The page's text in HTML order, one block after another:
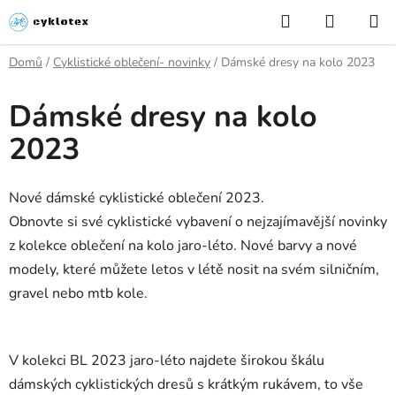
Přejít
na
obsah
Hledat
KOŠÍK
Domů / Cyklistické oblečení- novinky / Dámské dresy na kolo 2023
Dámské dresy na kolo
2023
Nové dámské cyklistické oblečení 2023.
Obnovte si své cyklistické vybavení o nejzajímavější novinky
z kolekce oblečení na kolo jaro-léto. Nové barvy a nové
modely, které můžete letos v létě nosit na svém silničním,
gravel nebo mtb kole.
V kolekci BL 2023 jaro-léto najdete širokou škálu
dámských cyklistických dresů s krátkým rukávem, to vše